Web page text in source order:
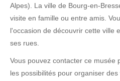
Alpes). La ville de Bourg-en-
visite en famille ou entre amis.
l'occasion de découvrir cette ville
ses rues.
Vous pouvez contacter ce musée
les possibilités pour organiser